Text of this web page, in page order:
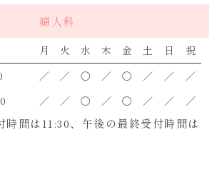
婦人科
月 火 水 木 金 土 日
祝
／ ／ 〇 ／ 〇 ／ ／
／
／ ／ 〇 ／ 〇 ／ ／ ／
間は11:30、午後の最終受付時間は